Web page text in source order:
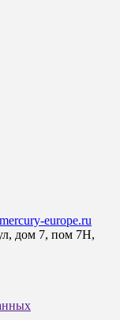
europe.ru
дом 7, пом 7Н,